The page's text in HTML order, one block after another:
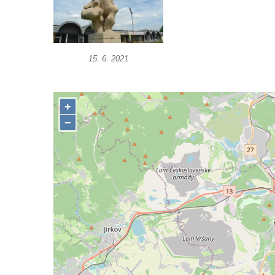
Socha Vážka v ZOO Hluboká
Socha Volavka v ZOO Hluboká
Flamingo trůn v ZOO Hluboká
Lavička Kůň Převalského v ZOO Hluboká
Socha Opičákovník v ZOO Hluboká
Socha Roháč v ZOO Hluboká
Socha Mystik v ZOO Hluboká
Reliéf Rodina a práce na budově záložny
čp. 69/1 v Českých Budějovicích
Socha Jana Valeria Jirsíka u Černé věže v
Českých Budějovicích
Socha Krista klesajícího pod křížem u
kostela svatého Mikuláše v Českých
Budějovicích
15. 6. 2021